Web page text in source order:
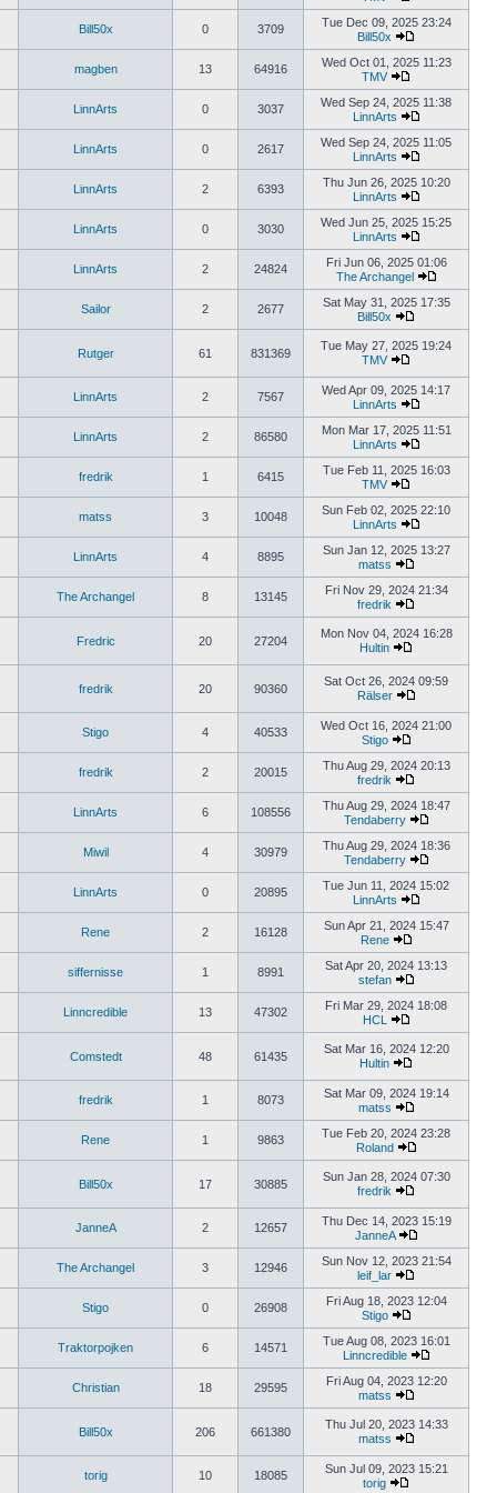
post
View
the
latest
post
Bill50x 0 3709
Tue Dec 09, 2025 23:24
Bill50x
View
the
post
magben 13 64916
Wed Oct 01, 2025 11:23
TMV
View
the
latest
post
LinnArts 0 3037
Wed Sep 24, 2025 11:38
LinnArts
View
the
post
LinnArts 0 2617
Wed Sep 24, 2025 11:05
LinnArts
View
the
post
LinnArts 2 6393
Thu Jun 26, 2025 10:20
LinnArts
View
the
post
LinnArts 0 3030
Wed Jun 25, 2025 15:25
LinnArts
View
the
latest
post
LinnArts 2 24824
Fri Jun 06, 2025 01:06
The Archangel
View
the
post
Sailor 2 2677
Sat May 31, 2025 17:35
Bill50x
View
the
latest
Rutger 61 831369
Tue May 27, 2025 19:24
TMV
the
latest
post
LinnArts 2 7567
Wed Apr 09, 2025 14:17
LinnArts
View
the
post
LinnArts 2 86580
Mon Mar 17, 2025 11:51
LinnArts
View
the
post
fredrik 1 6415
Tue Feb 11, 2025 16:03
TMV
View
the
latest
post
matss 3 10048
Sun Feb 02, 2025 22:10
LinnArts
View
the
post
LinnArts 4 8895
Sun Jan 12, 2025 13:27
matss
View
the
post
The Archangel 8 13145
Fri Nov 29, 2024 21:34
fredrik
View
the
latest
Fredric 20 27204
Mon Nov 04, 2024 16:28
Hultin
latest
post
fredrik 20 90360
Sat Oct 26, 2024 09:59
Rälser
the
latest
Stigo 4 40533
Wed Oct 16, 2024 21:00
Stigo
View
the
latest
post
fredrik 2 20015
Thu Aug 29, 2024 20:13
fredrik
View
the
latest
post
LinnArts 6 108556
Thu Aug 29, 2024 18:47
Tendaberry
View
the
post
Miwil 4 30979
Thu Aug 29, 2024 18:36
Tendaberry
View
the
post
LinnArts 0 20895
Tue Jun 11, 2024 15:02
LinnArts
View
the
post
Rene 2 16128
Sun Apr 21, 2024 15:47
Rene
View
the
latest
post
siffernisse 1 8991
Sat Apr 20, 2024 13:13
stefan
View
the
post
Linncredible 13 47302
Fri Mar 29, 2024 18:08
HCL
View
the
latest
post
Comstedt 48 61435
Sat Mar 16, 2024 12:20
Hultin
the
latest
post
fredrik 1 8073
Sat Mar 09, 2024 19:14
matss
View
the
latest
post
Rene 1 9863
Tue Feb 20, 2024 23:28
Roland
View
the
latest
Bill50x 17 30885
Sun Jan 28, 2024 07:30
fredrik
the
latest
post
JanneA 2 12657
Thu Dec 14, 2023 15:19
JanneA
View
the
post
The Archangel 3 12946
Sun Nov 12, 2023 21:54
leif_lar
View
the
post
Stigo 0 26908
Fri Aug 18, 2023 12:04
Stigo
View
the
latest
post
Traktorpojken 6 14571
Tue Aug 08, 2023 16:01
Linncredible
View
the
post
Christian 18 29595
Fri Aug 04, 2023 12:20
matss
View
the
latest
Bill50x 206 661380
Thu Jul 20, 2023 14:33
matss
the
latest
torig 10 18085
Sun Jul 09, 2023 15:21
torig